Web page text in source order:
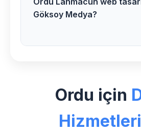
Evet, Çamaş bölgesindeki
Lahmacun web tasarım
hizmeti sağlıyoruz.
Göksoy Medya?
ve müşteri odaklı
güvenilir partner olarak
veriyoruz.
Ordu için